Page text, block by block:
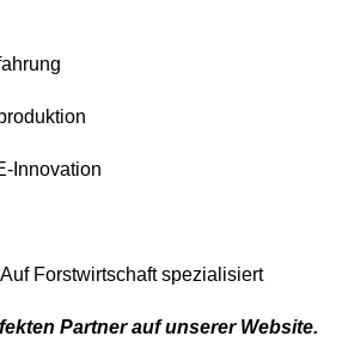
Innovation
Forstwirtschaft spezialisiert
Partner auf unserer Website.